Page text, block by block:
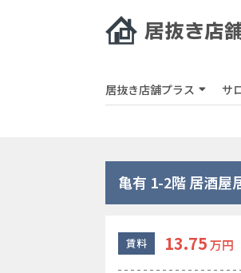
居抜き店舗プラス サ
亀有 1-2階 居酒屋
賃料 13.75万円